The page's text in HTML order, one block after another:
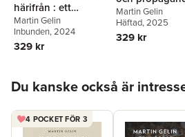
härifrån : ett
avskedsbrev till USA
Martin Gelin
Inbunden, 2024
329 kr
den nya
Martin Gelin
Häftad, 2025
329 kr
Du kanske också är
4 POCKET FÖR 3